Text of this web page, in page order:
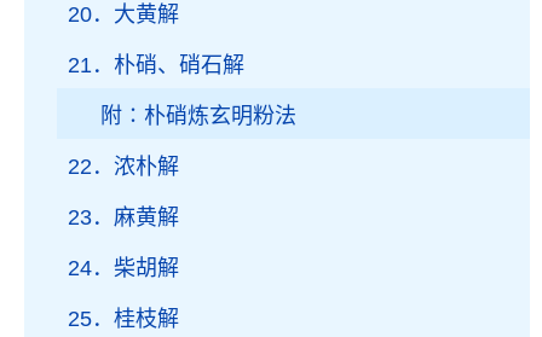
20．大黄解
21．朴硝、硝石解
附∶朴硝炼玄明粉法
22．浓朴解
23．麻黄解
24．柴胡解
25．桂枝解